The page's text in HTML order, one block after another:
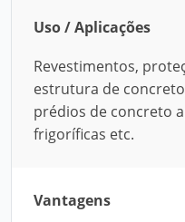
Uso / Aplicações
Revestimentos,
estrutura de
prédios de concreto
frigoríficas etc.
Vantagens